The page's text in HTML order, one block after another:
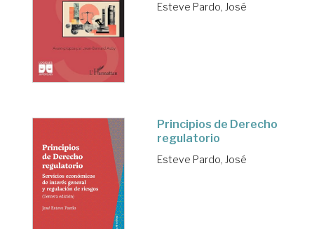
Esteve Pardo, José
Principios de Derecho
regulatorio
Esteve Pardo, José